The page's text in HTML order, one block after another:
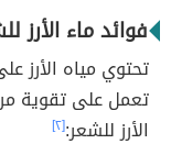
فوائد ماء الأرز
تحتوي مياه الأرز
تعمل على تقوية
الأرز للشعر:[٢]